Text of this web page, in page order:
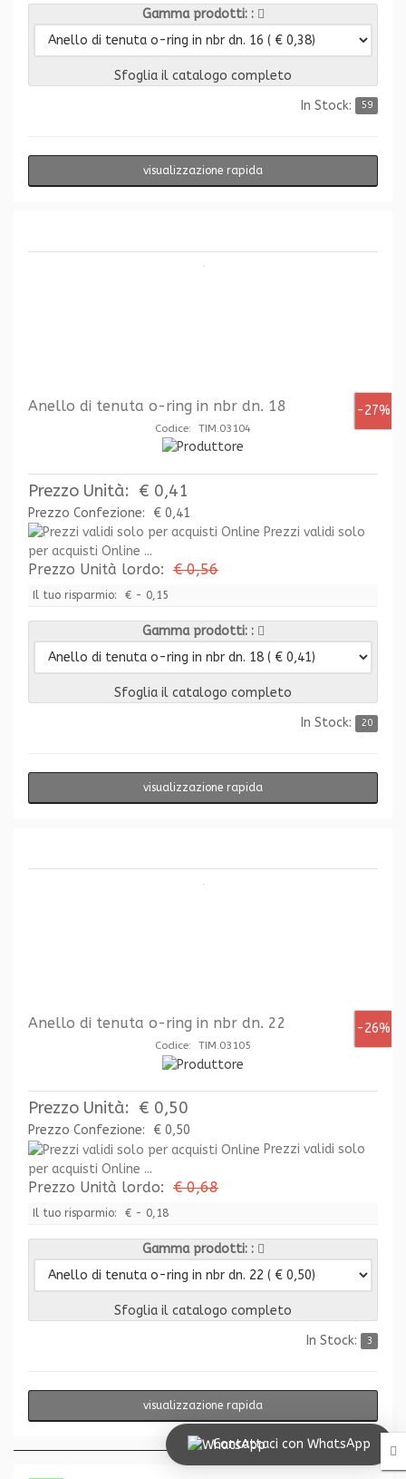
Gamma prodotti:
Sfoglia il catalogo completo
In Stock:
59
visualizzazione rapida
-27%
Anello di tenuta o-ring in nbr dn. 18
Codice: TIM.03104
Prezzo Unità: € 0,41
Prezzo Confezione:
€ 0,41
Prezzi validi solo
per acquisti Online ...
Prezzo Unità lordo: € 0,56
Il tuo risparmio: € - 0,15
Gamma prodotti:
Sfoglia il catalogo completo
In Stock:
20
visualizzazione rapida
-26%
Anello di tenuta o-ring in nbr dn. 22
Codice: TIM.03105
Prezzo Unità: € 0,50
Prezzo Confezione:
€ 0,50
Prezzi validi solo
per acquisti Online ...
Prezzo Unità lordo: € 0,68
Il tuo risparmio: € - 0,18
Gamma prodotti:
Sfoglia il catalogo completo
In Stock:
3
visualizzazione rapida
Contattaci con WhatsApp